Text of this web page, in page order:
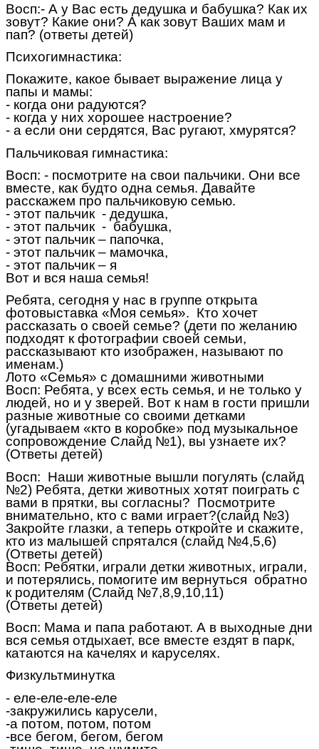
Восп:- А у Вас есть дедушка и бабушка? Как их
зовут? Какие они? А как зовут Ваших мам и
пап? (ответы детей)
Психогимнастика:
Покажите, какое бывает выражение лица у
папы и мамы:
- когда они радуются?
- когда у них хорошее настроение?
- а если они сердятся, Вас ругают, хмурятся?
Пальчиковая гимнастика:
Восп: - посмотрите на свои пальчики. Они все
вместе, как будто одна семья. Давайте
расскажем про пальчиковую семью.
- этот пальчик - дедушка,
- этот пальчик - бабушка,
- этот пальчик – папочка,
- этот пальчик – мамочка,
- этот пальчик – я
Вот и вся наша семья!
Ребята, сегодня у нас в группе открыта
фотовыставка «Моя семья». Кто хочет
рассказать о своей семье? (дети по желанию
подходят к фотографии своей семьи,
рассказывают кто изображен, называют по
именам.)
Лото «Семья» с домашними животными
Восп: Ребята, у всех есть семья, и не только у
людей, но и у зверей. Вот к нам в гости пришли
разные животные со своими детками
(угадываем «кто в коробке» под музыкальное
сопровождение Слайд №1), вы узнаете их?
(Ответы детей)
Восп: Наши животные вышли погулять (слайд
№2) Ребята, детки животных хотят поиграть с
вами в прятки, вы согласны? Посмотрите
внимательно, кто с вами играет?(слайд №3)
Закройте глазки, а теперь откройте и скажите,
кто из малышей спрятался (слайд №4,5,6)
(Ответы детей)
Восп: Ребятки, играли детки животных, играли,
и потерялись, помогите им вернуться обратно
к родителям (Слайд №7,8,9,10,11)
(Ответы детей)
Восп: Мама и папа работают. А в выходные дни
вся семья отдыхает, все вместе ездят в парк,
катаются на качелях и каруселях.
Физкультминутка
- еле-еле-еле-еле
-закружились карусели,
-а потом, потом, потом
-все бегом, бегом, бегом